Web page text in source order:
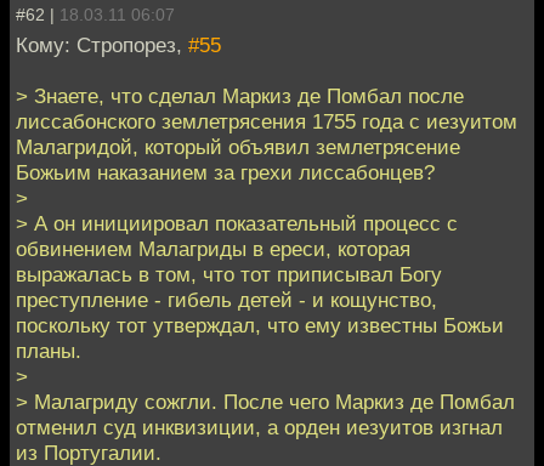
#62 | 18.03.11 06:07
Кому: Стропорез, #55
> Знаете, что сделал Маркиз де Помбал после
лиссабонского землетрясения 1755 года с иезуитом
Малагридой, который объявил землетрясение
Божьим наказанием за грехи лиссабонцев?
>
> А он инициировал показательный процесс с
обвинением Малагриды в ереси, которая
выражалась в том, что тот приписывал Богу
преступление - гибель детей - и кощунство,
поскольку тот утверждал, что ему известны Божьи
планы.
>
> Малагриду сожгли. После чего Маркиз де Помбал
отменил суд инквизиции, а орден иезуитов изгнал
из Португалии.